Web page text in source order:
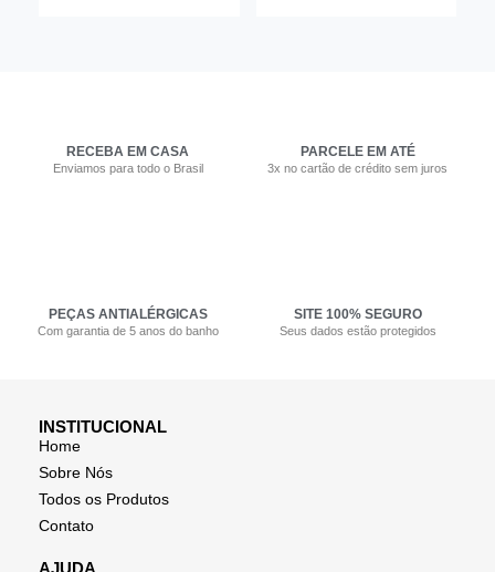
RECEBA EM CASA
Enviamos para todo o Brasil
PARCELE EM ATÉ
3x no cartão de crédito sem juros
PEÇAS ANTIALÉRGICAS
Com garantia de 5 anos do banho
SITE 100% SEGURO
Seus dados estão protegidos
INSTITUCIONAL
Home
Sobre Nós
Todos os Produtos
Contato